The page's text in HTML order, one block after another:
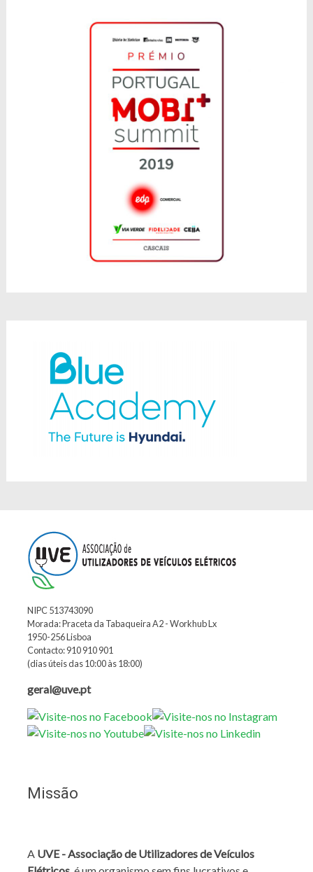
NIPC 513743090
Morada: Praceta da Tabaqueira A2 - Workhub Lx
1950-256 Lisboa
Contacto: 910 910 901
(dias úteis das 10:00 às 18:00)
geral@uve.pt
Missão
A UVE - Associação de Utilizadores de Veículos